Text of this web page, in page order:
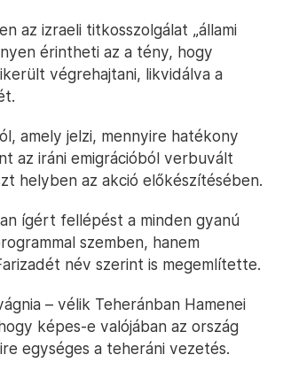
az izraeli titkosszolgálat „állami
érintheti az a tény, hogy
végrehajtani, likvidálva a
amely jelzi, mennyire hatékony
az iráni emigrációból verbuvált
helyben az akció előkészítésében.
ígért fellépést a minden gyanú
szemben, hanem
név szerint is megemlítette.
– vélik Teheránban Hamenei
képes-e valójában az ország
egységes a teheráni vezetés.